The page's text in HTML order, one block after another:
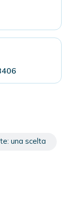
una scelta